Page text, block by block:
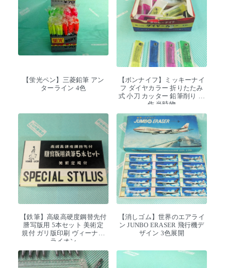
【蛍光ペン】三菱鉛筆 アン
ターライン 4色
【ボンナイフ】ミッキーナイ
フ ダイヤカラー 折りたたみ
式 小刀 カッター 鉛筆削り 工
作 当時物
【鉄筆】高級高硬度鋼替先付
謄写版用 5本セット 美術定
規付 ガリ版印刷 ヴィーナス
ライオン
【消しゴム】世界のエアライ
ン JUNBO ERASER 飛行機デ
ザイン 3色展開